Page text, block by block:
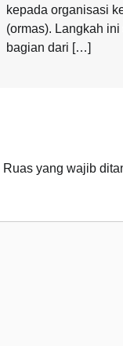
kepada organisasi
(ormas). Langkah
bagian dari […]
Ruas yang wajib